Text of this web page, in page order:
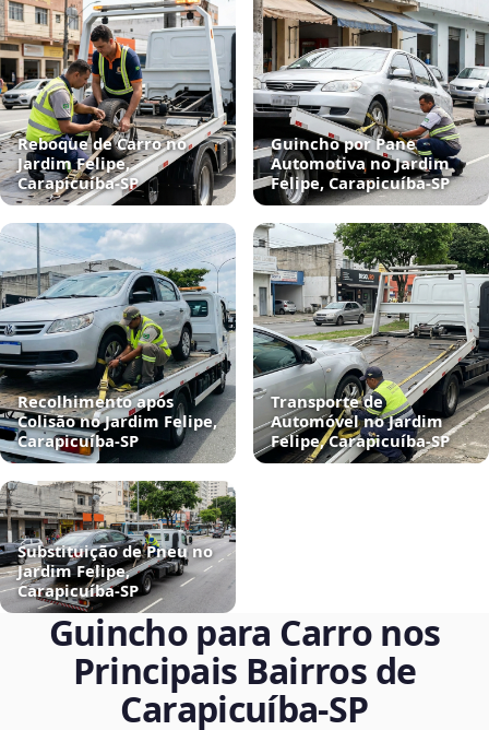
Reboque de Carro no
Jardim Felipe,
Carapicuíba‑SP
Guincho por Pane
Automotiva no Jardim
Felipe, Carapicuíba‑SP
Recolhimento após
Colisão no Jardim Felipe,
Carapicuíba‑SP
Transporte de
Automóvel no Jardim
Felipe, Carapicuíba‑SP
Substituição de Pneu no
Jardim Felipe,
Carapicuíba‑SP
Guincho para Carro nos
Principais Bairros de
Carapicuíba‑SP